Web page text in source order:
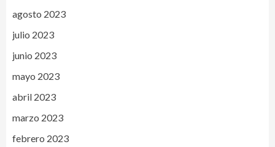
agosto 2023
julio 2023
junio 2023
mayo 2023
abril 2023
marzo 2023
febrero 2023